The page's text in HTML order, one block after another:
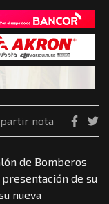
nota
de Bomberos
de su
nueva